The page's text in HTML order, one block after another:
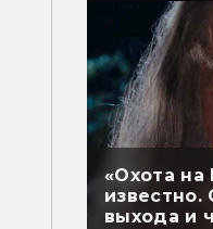
«Охота на
выхода и